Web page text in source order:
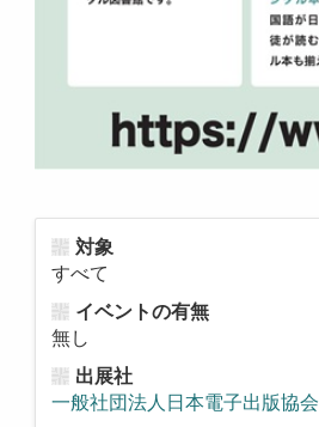
対象
すべて
イベントの有無
無し
出展社
一般社団法人日本電子出版協会